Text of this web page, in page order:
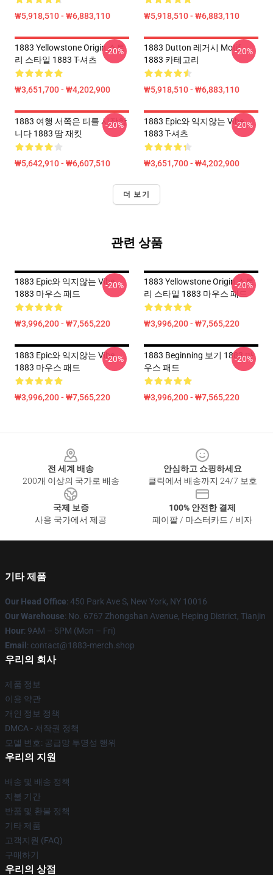
₩5,918,510 - ₩6,883,110 ₩5,918,510 - ₩6,883,110
1883 Yellowstone Origin 스토
리 스타일 1883 T-셔츠
₩3,651,700 - ₩4,202,900
-20%
1883 Dutton 레거시 Motif
1883 카테고리
₩5,918,510 - ₩6,883,110
-20%
1883 여행 서쪽은 티를 시작합
니다 1883 땀 재킷
₩5,642,910 - ₩6,607,510
-20%
1883 Epic와 익지않는 Vibe
1883 T-셔츠
₩3,651,700 - ₩4,202,900
-20%
더 보기
관련 상품
1883 Epic와 익지않는 Vibe
1883 마우스 패드
₩3,996,200 - ₩7,565,220
-20%
1883 Yellowstone Origin 스토
리 스타일 1883 마우스 패드
₩3,996,200 - ₩7,565,220
-20%
1883 Epic와 익지않는 Vibe
1883 마우스 패드
₩3,996,200 - ₩7,565,220
-20%
1883 Beginning 보기 1883 마
우스 패드
₩3,996,200 - ₩7,565,220
-20%
전 세계 배송
200개 이상의 국가로 배송
안심하고 쇼핑하세요
클릭에서 배송까지 24/7 보호
국제 보증
사용 국가에서 제공
100% 안전한 결제
페이팔 / 마스터카드 / 비자
기타 제품
Our Head Office: 450 Park Ave S, New York, NY 10016
Our Warehouse: No. 6767 Zhongshan Avenue, Heping District, Tianjin
Hour: 9AM – 5PM (Mon – Fri)
Email : contact@1883-merch.shop
우리의 회사
제품 정보
이용 약관
개인 정보 정책
DMCA - 저작권 정책
모델 번호: 공급망 투명성 행위
우리의 지원
배송 및 배송 정책
지불 기간
반품 및 환불 정책
기타 제품
고객지원 (FAQ)
구매하기
우리의 상점